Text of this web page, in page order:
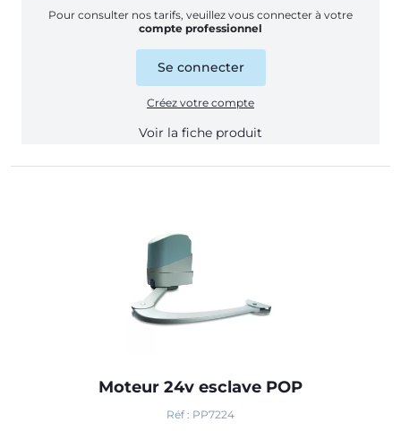
Pour consulter nos tarifs, veuillez vous connecter à votre
compte professionnel
Se connecter
Créez votre compte
Voir la fiche produit
Moteur 24v esclave POP
Réf : PP7224